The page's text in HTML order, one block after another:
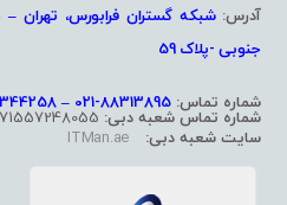
آدرس:شبکه گستران فرابورس، تهران –
جنوبی -پلاک 59
شماره تماس: 88313895-021 – 88344258 -021 – 88867568-021
شماره تماس شعبه دبی:
سایت شعبه دبی: ITMan.ae